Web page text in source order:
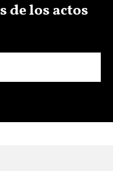
de los actos